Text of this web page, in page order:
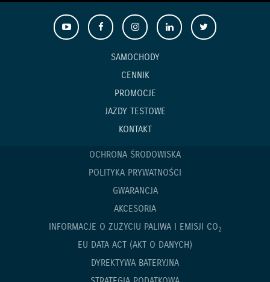
SAMOCHODY
CENNIK
PROMOCJE
JAZDY TESTOWE
KONTAKT
OCHRONA ŚRODOWISKA
POLITYKA PRYWATNOŚCI
GWARANCJA
AKCESORIA
INFORMACJE O ZUŻYCIU PALIWA I EMISJI CO2
EU DATA ACT (AKT O DANYCH)
DYREKTYWA BATERYJNA